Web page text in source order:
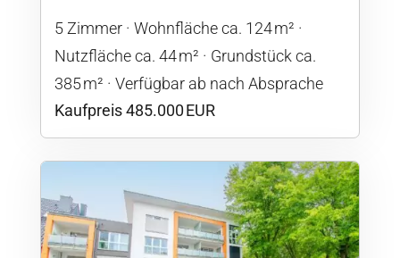
5 Zimmer
Wohnfläche ca. 124 m²
Nutzfläche ca. 44 m²
Grund­stück ca.
385 m²
Verfügbar ab nach Absprache
Kaufpreis 485.000 EUR